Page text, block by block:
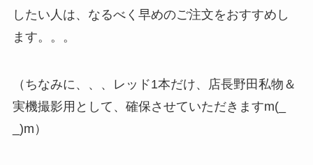
したい人は、なるべく早めのご注文をおすすめし
ます。。。
（ちなみに、、、レッド1本だけ、店長野田私物＆
実機撮影用として、確保させていただきますm(_
_)m）